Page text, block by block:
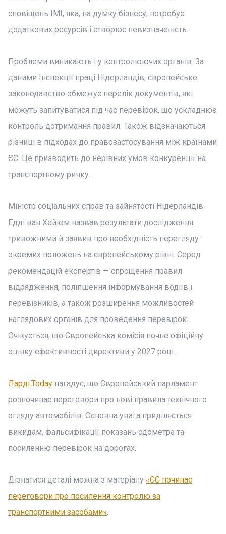
сповіщень IMI, яка, на думку бізнесу, потребує
додаткових ресурсів і створює невизначеність.
Проблеми виникають і у контролюючих органів. За
даними Інспекції праці Нідерландів, європейське
законодавство обмежує перелік документів, які
можуть запитуватися під час перевірок, що ускладнює
контроль дотримання правил. Також відзначаються
різниці в підходах до правозастосування між країнами
ЄС. Це призводить до нерівних умов конкуренції на
транспортному ринку.
Міністр соціальних справ та зайнятості Нідерландів
Едді ван Хейюм назвав результати дослідження
тривожними й заявив про необхідність перегляду
окремих положень на європейському рівні. Серед
рекомендацій експертів — спрощення правил
відрядження, поліпшення інформування водіїв і
перевізників, а також розширення можливостей
наглядових органів для проведення перевірок.
Очікується, що Європейська комісія почне офіційну
оцінку ефективності директиви у 2027 році.
Ларді.Today нагадує, що Європейський парламент
розпочинає переговори про нові правила технічного
огляду автомобілів. Основна увага приділяється
викидам, фальсифікації показань одометра та
посиленню перевірок на дорогах.
Дізнатися деталі можна з матеріалу «ЄС починає
переговори про посилення контролю за
транспортними засобами».